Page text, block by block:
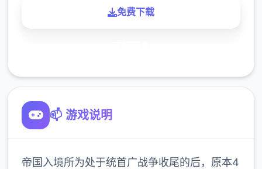
免费下载
📫 游戏说明
帝国入境所为处于统首广战争收尾的后，原本4